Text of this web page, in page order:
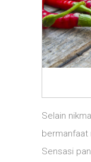
Selain
bermanfaat
Sensasi